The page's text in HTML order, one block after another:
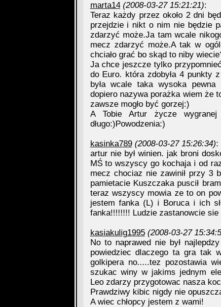
marta14 (2008-03-27 15:21:21):
Teraz każdy przez około 2 dni
przejdzie i nikt o nim nie będzie
zdarzyć może.Ja tam wcale
mecz zdarzyć może.A tak w
chciało grać bo skąd to niby
Ja chce jeszcze tylko
do Euro. która zdobyła 4 punkty
była wcale taka wysoka pewna
dopiero nazywa porażka wiem że
zawsze mogło być gorzej:)
A Tobie Artur życze
długo:)Powodzenia:)
kasinka789 (2008-03-27 15:26:34):
artur nie był winien. jak broni
MŚ to wszyscy go kochaja i od
mecz chociaz nie zawinił przy 3
pamietacie Kuszczaka puscił
teraz wszyscy mowia ze to on
jestem fanka (L) i Boruca i ich
fanka!!!!!!!! Ludzie zastanowcie
kasiakulig1995 (2008-03-27
No to naprawed nie był
powiedziec dlaczego ta gra tak
golkipera no.....tez pozostawia
szukac winy w jakims jednym
Leo zdarzy przygotowac nasza
Prawdziwy kibic nigdy nie
A wiec chłopcy jestem z wami!